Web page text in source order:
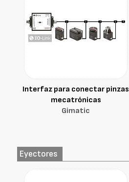
Interfaz para conectar pinzas
mecatrónicas
Gimatic
Eyectores